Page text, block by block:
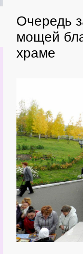
Очередь
мощей
храме